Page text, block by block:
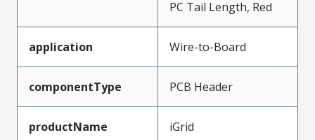
PC Tail Length, Red
application Wire-to-Board
componentType PCB Header
productName iGrid